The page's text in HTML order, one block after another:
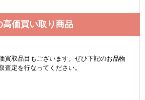
高価買い取り商品
買取品目もございます。ぜひ下記のお品物
査定を行なってください。